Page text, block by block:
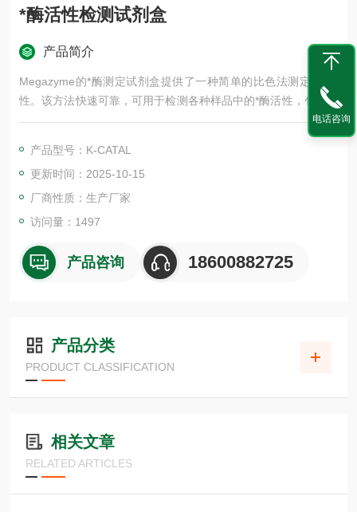
*酶活性检测试剂盒
产品简介
Megazyme的*酶测定试剂盒提供了一种简单的比色法测定*酶活
性。该方法快速可靠，可用于检测各种样品中的*酶活性，包括食
品、生物和细菌样品。该计算方法允许在检测中使用的H2O2底
物溶液的浓度发生显著变化，这意味着与其他商业试剂盒相比，
分析人员所需的“动手"时间减少了。
产品型号：K-CATAL
更新时间：2025-10-15
厂商性质：生产厂家
访问量：1497
产品咨询 18600882725
产品分类
PRODUCT CLASSIFICATION
相关文章
RELATED ARTICLES
电话咨询